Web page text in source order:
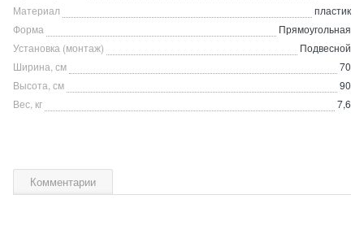
Материал
пластик
Форма
Прямоугольная
Установка (монтаж)
Подвесной
Ширина, см
70
Высота, см
90
Вес, кг
7,6
Комментарии